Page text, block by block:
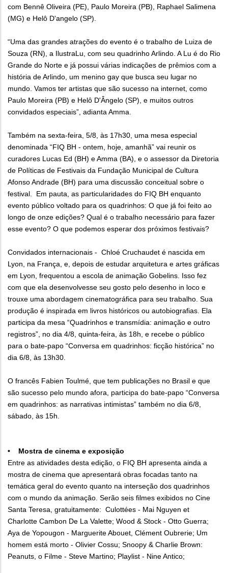
com Bennê Oliveira (PE), Paulo Moreira (PB), Raphael Salimena
(MG) e Helô D'angelo (SP).
“Uma das grandes atrações do evento é o trabalho de Luiza de
Souza (RN), a IlustraLu, com seu quadrinho Arlindo. A Lu é do Rio
Grande do Norte e já possui várias indicações de prêmios com a
história de Arlindo, um menino gay que busca seu lugar no
mundo. Vamos ter artistas que são sucesso na internet, como
Paulo Moreira (PB) e Helô D'Ângelo (SP), e muitos outros
convidados especiais”, adianta Amma.
Também na sexta-feira, 5/8, às 17h30, uma mesa especial
denominada “FIQ BH - ontem, hoje, amanhã” vai reunir os
curadores Lucas Ed (BH) e Amma (BA), e o assessor da Diretoria
de Políticas de Festivais da Fundação Municipal de Cultura
Afonso Andrade (BH) para uma discussão conceitual sobre o
festival. Em pauta, as particularidades do FIQ BH enquanto
evento público voltado para os quadrinhos: O que já foi feito ao
longo de onze edições? Qual é o trabalho necessário para fazer
esse evento? O que podemos esperar dos próximos festivais?
Convidados internacionais - Chloé Cruchaudet é nascida em
Lyon, na França, e, depois de estudar arquitetura e artes gráficas
em Lyon, frequentou a escola de animação Gobelins. Isso fez
com que ela desenvolvesse seu gosto pelo desenho in loco e
trouxe uma abordagem cinematográfica para seu trabalho. Sua
produção é inspirada em livros históricos ou autobiografias. Ela
participa da mesa “Quadrinhos e transmídia: animação e outro
registros”, no dia 4/8, quinta-feira, às 18h, e recebe o público
para o bate-papo “Conversa em quadrinhos: ficção histórica” no
dia 6/8, às 13h30.
O francês Fabien Toulmé, que tem publicações no Brasil e que
são sucesso pelo mundo afora, participa do bate-papo “Conversa
em quadrinhos: as narrativas intimistas” também no dia 6/8,
sábado, às 15h.
• Mostra de cinema e exposição
Entre as atividades desta edição, o FIQ BH apresenta ainda a
mostra de cinema que apresentará obras focadas tanto na
temática geral do evento quanto na interseção dos quadrinhos
com o mundo da animação. Serão seis filmes exibidos no Cine
Santa Teresa, gratuitamente: Culottées - Mai Nguyen et
Charlotte Cambon De La Valette; Wood & Stock - Otto Guerra;
Aya de Yopougon - Marguerite Abouet, Clément Oubrerie; Um
homem está morto - Olivier Cossu; Snoopy & Charlie Brown:
Peanuts, o Filme - Steve Martino; Playlist - Nine Antico;